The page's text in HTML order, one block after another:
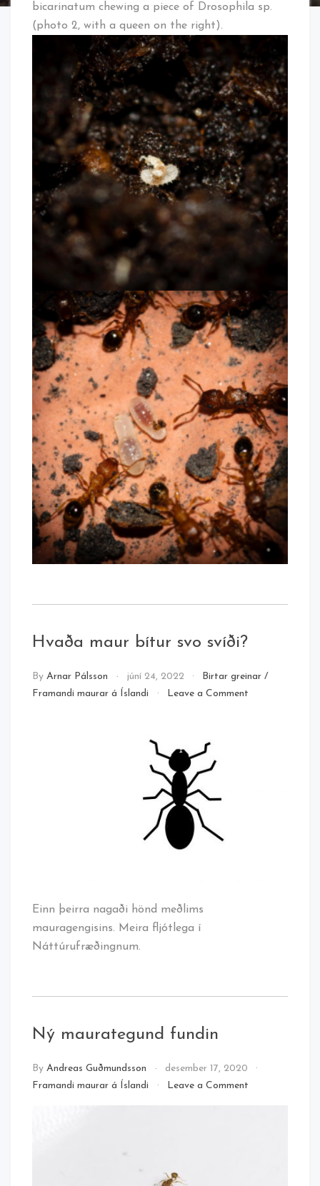
bicarinatum chewing a piece of Drosophila sp.
(photo 2, with a queen on the right).
Hvaða maur bítur svo svíði?
By Arnar Pálsson júní 24, 2022 Birtar greinar /
Framandi maurar á Íslandi
Leave a Commenton
Einn þeirra nagaði hönd meðlims
mauragengisins. Meira fljótlega í
Náttúrufræðingnum.
Ný maurategund fundin
By Andreas Guðmundsson
desember 17, 2020
Framandi maurar á Íslandi
Leave a Commenton